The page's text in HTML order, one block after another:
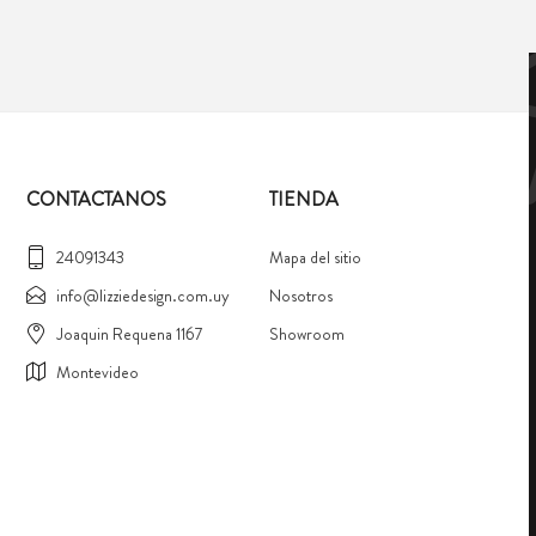
CONTACTANOS
24091343
info@lizziedesign.com.uy
Joaquin Requena 1167
Montevideo
TIENDA
Mapa del sitio
Nosotros
Showroom